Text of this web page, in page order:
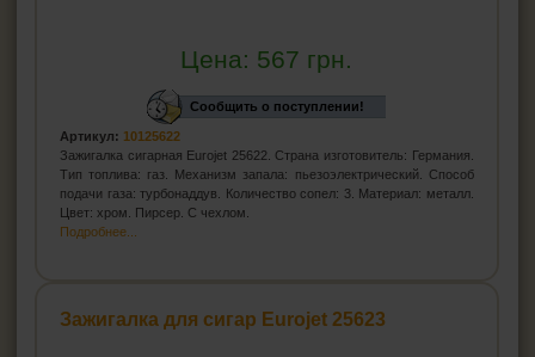
Цена: 567 грн.
Сообщить о поступлении!
Артикул: 10125622
Зажигалка сигарная Eurojet 25622. Страна изготовитель: Германия.
Тип топлива: газ. Механизм запала: пьезоэлектрический. Способ
подачи газа: турбонаддув. Количество сопел: 3. Материал: металл.
Цвет: хром. Пирсер. С чехлом.
Подробнее...
Зажигалка для сигар Eurojet 25623